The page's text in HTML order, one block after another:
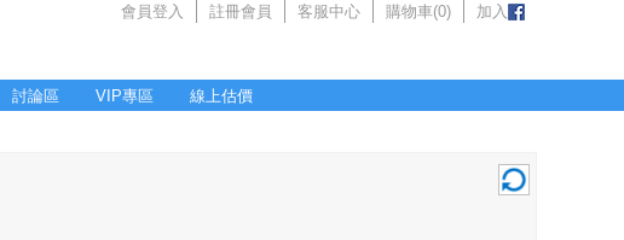
會員登入 註冊會員 客服中心 購物車(0) 加入
討論區 VIP專區 線上估價